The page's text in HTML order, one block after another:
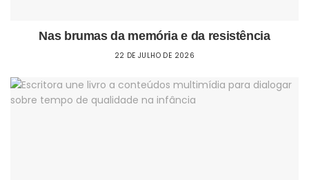
Nas brumas da memória e da resistência
22 DE JULHO DE 2026